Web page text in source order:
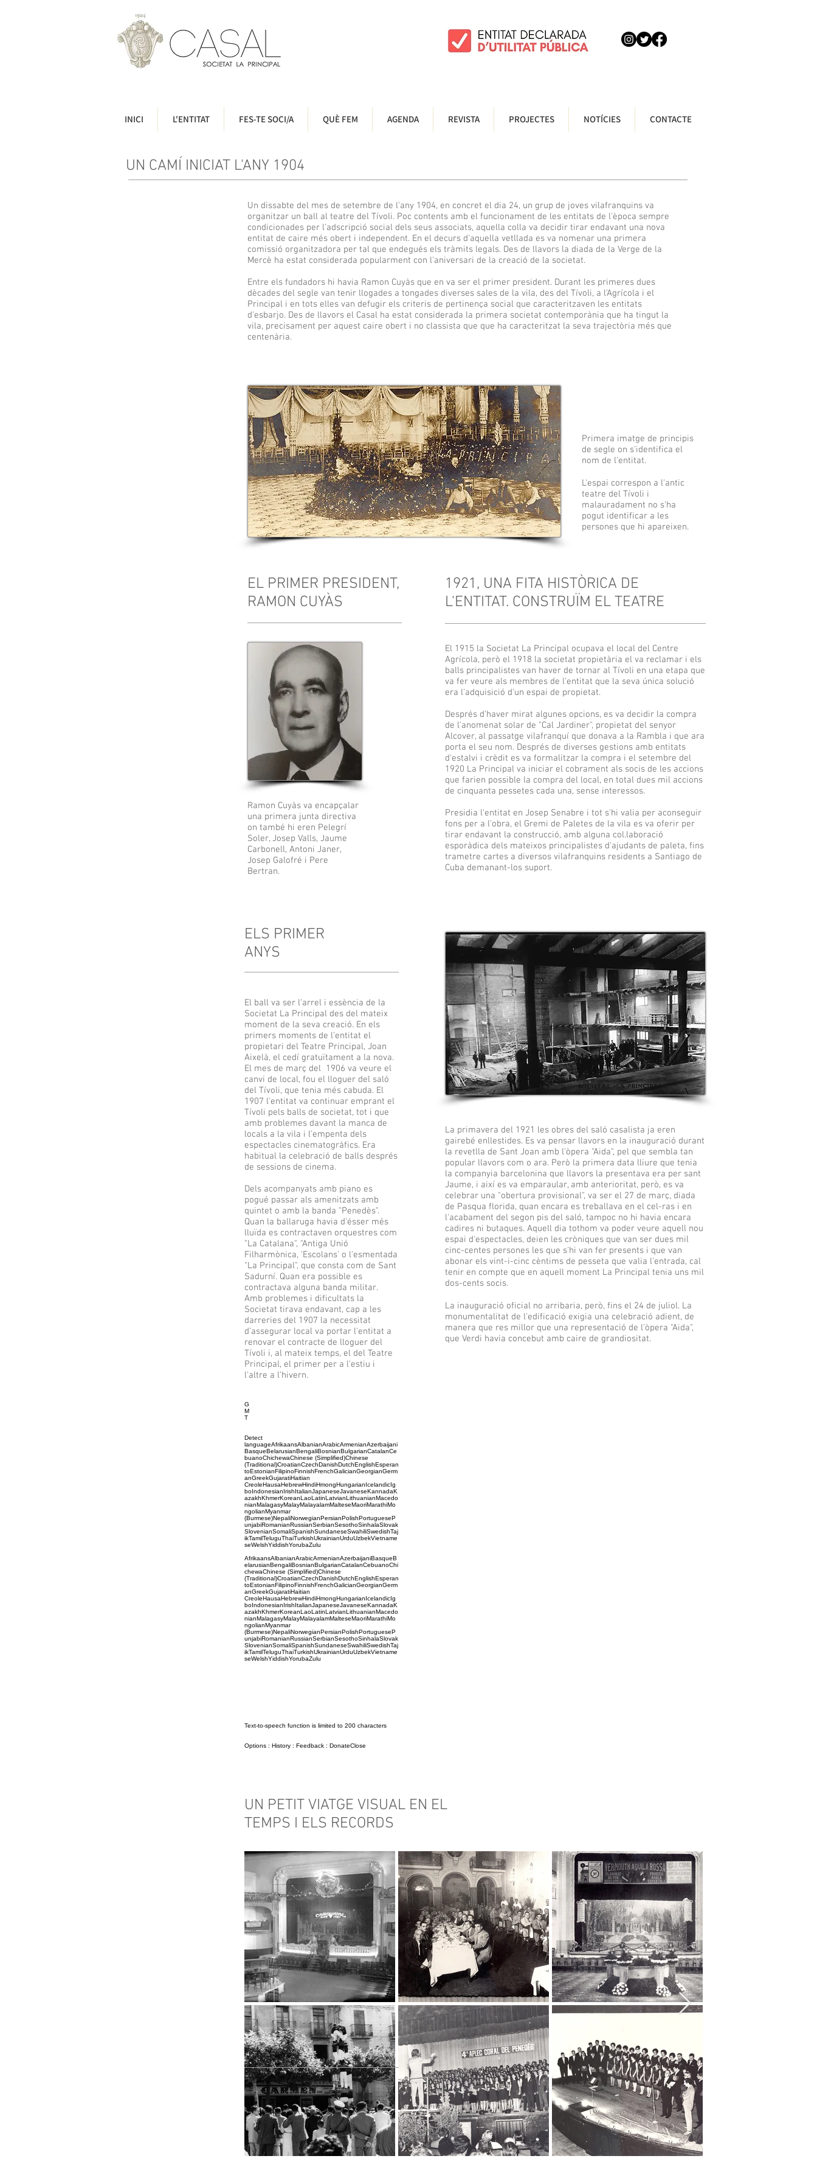
INICI L'ENTITAT FES-TE SOCI/A QUÈ FEM AGENDA REVISTA PROJECTES NOTÍCIES CONTACTE
UN CAMÍ INICIAT L'ANY 1904
Un dissabte del mes de setembre de l'any 1904, en concret el dia 24, un grup de joves vilafranquins va
organitzar un ball al teatre del Tívoli. Poc contents amb el funcionament de les entitats de l'època sempre
condicionades per l'adscripció social dels seus associats, aquella colla va decidir tirar endavant una nova
entitat de caire més obert i independent. En el decurs d'aquella vetllada es va nomenar una primera
comissió organitzadora per tal que endegués els tràmits legals. Des de llavors la diada de la Verge de la
Mercè ha estat considerada popularment con l'aniversari de la creació de la societat.
Entre els fundadors hi havia Ramon Cuyàs que en va ser el primer president. Durant les primeres dues
dècades del segle van tenir llogades a tongades diverses sales de la vila, des del Tívoli, a l'Agrícola i el
Principal i en tots elles van defugir els criteris de pertinença social que caracteritzaven les entitats
d'esbarjo. Des de llavors el Casal ha estat considerada la primera societat contemporània que ha tingut la
vila, precisament per aquest caire obert i no classista que que ha caracteritzat la seva trajectòria més que
centenària.
Primera imatge de principis
de segle on s'identifica el
nom de l'entitat.
L'espai correspon a l'antic
teatre del Tívoli i
malauradament no s'ha
pogut identificar a les
persones que hi apareixen.
EL PRIMER PRESIDENT,
RAMON CUYÀS
Ramon Cuyàs va encapçalar
una primera junta directiva
on també hi eren Pelegrí
Soler, Josep Valls, Jaume
Carbonell, Antoni Janer,
Josep Galofré i Pere
Bertran.
1921, UNA FITA HISTÒRICA DE
L'ENTITAT. CONSTRUÏM EL TEATRE
El 1915 la Societat La Principal ocupava el local del Centre
Agrícola, però el 1918 la societat propietària el va reclamar i els
balls principalistes van haver de tornar al Tívoli en una etapa que
va fer veure als membres de l'entitat que la seva única solució
era l'adquisició d'un espai de propietat.
Després d'haver mirat algunes opcions, es va decidir la compra
de l'anomenat solar de "Cal Jardiner", propietat del senyor
Alcover, al passatge vilafranquí que donava a la Rambla i que ara
porta el seu nom. Després de diverses gestions amb entitats
d'estalvi i crèdit es va formalitzar la compra i el setembre del
1920 La Principal va iniciar el cobrament als socis de les accions
que farien possible la compra del local, en total dues mil accions
de cinquanta pessetes cada una, sense interessos.
Presidia l'entitat en Josep Senabre i tot s'hi valia per aconseguir
fons per a l'obra, el Gremi de Paletes de la vila es va oferir per
tirar endavant la construcció, amb alguna col.laboració
esporàdica dels mateixos principalistes d'ajudants de paleta, fins
trametre cartes a diversos vilafranquins residents a Santiago de
Cuba demanant-los suport.
ELS PRIMER
ANYS
El ball va ser l'arrel i essència de la
Societat La Principal des del mateix
moment de la seva creació. En els
primers moments de l'entitat el
propietari del Teatre Principal, Joan
Aixelà, el cedí gratuïtament a la nova.
El mes de març del 1906 va veure el
canvi de local, fou el lloguer del saló
del Tívoli, que tenia més cabuda. El
1907 l'entitat va continuar emprant el
Tívoli pels balls de societat, tot i que
amb problemes davant la manca de
locals a la vila i l'empenta dels
espectacles cinematogràfics. Era
habitual la celebració de balls després
de sessions de cinema.
Dels acompanyats amb piano es
pogué passar als amenitzats amb
quintet o amb la banda "Penedès".
Quan la ballaruga havia d'ésser més
lluïda es contractaven orquestres com
"La Catalana", "Antiga Unió
Filharmònica, 'Escolans' o l'esmentada
"La Principal", que consta com de Sant
Sadurní. Quan era possible es
contractava alguna banda militar.
Amb problemes i dificultats la
Societat tirava endavant, cap a les
darreries del 1907 la necessitat
d'assegurar local va portar l'entitat a
renovar el contracte de lloguer del
Tívoli i, al mateix temps, el del Teatre
Principal, el primer per a l'estiu i
l'altre a l'hivern.
G
M
T
Detect
languageAfrikaansAlbanianArabicArmenianAzerbaijani
BasqueBelarusianBengaliBosnianBulgarianCatalanCe
buanoChichewaChinese (Simplified)Chinese
(Traditional)CroatianCzechDanishDutchEnglishEsperan
toEstonianFilipinoFinnishFrenchGalicianGeorgianGerm
anGreekGujaratiHaitian
CreoleHausaHebrewHindiHmongHungarianIcelandicIg
boIndonesianIrishItalianJapaneseJavaneseKannadaK
azakhKhmerKoreanLaoLatinLatvianLithuanianMacedo
nianMalagasyMalayMalayalamMalteseMaoriMarathiMo
ngolianMyanmar
(Burmese)NepaliNorwegianPersianPolishPortugueseP
unjabiRomanianRussianSerbianSesothoSinhalaSlovak
SlovenianSomaliSpanishSundaneseSwahiliSwedishTaj
ikTamilTeluguThaiTurkishUkrainianUrduUzbekVietname
seWelshYiddishYorubaZulu
AfrikaansAlbanianArabicArmenianAzerbaijaniBasqueB
elarusianBengaliBosnianBulgarianCatalanCebuanoChi
chewaChinese (Simplified)Chinese
(Traditional)CroatianCzechDanishDutchEnglishEsperan
toEstonianFilipinoFinnishFrenchGalicianGeorgianGerm
anGreekGujaratiHaitian
CreoleHausaHebrewHindiHmongHungarianIcelandicIg
boIndonesianIrishItalianJapaneseJavaneseKannadaK
azakhKhmerKoreanLaoLatinLatvianLithuanianMacedo
nianMalagasyMalayMalayalamMalteseMaoriMarathiMo
ngolianMyanmar
(Burmese)NepaliNorwegianPersianPolishPortugueseP
unjabiRomanianRussianSerbianSesothoSinhalaSlovak
SlovenianSomaliSpanishSundaneseSwahiliSwedishTaj
ikTamilTeluguThaiTurkishUkrainianUrduUzbekVietname
seWelshYiddishYorubaZulu
Text-to-speech function is limited to 200 characters
Options : History : Feedback : DonateClose
La primavera del 1921 les obres del saló casalista ja eren
gairebé enllestides. Es va pensar llavors en la inauguració durant
la revetlla de Sant Joan amb l'òpera "Aida", pel que sembla tan
popular llavors com o ara. Però la primera data lliure que tenia
la companyia barcelonina que llavors la presentava era per sant
Jaume, i així es va emparaular, amb anterioritat, però, es va
celebrar una "obertura provisional", va ser el 27 de març, diada
de Pasqua florida, quan encara es treballava en el cel-ras i en
l'acabament del segon pis del saló, tampoc no hi havia encara
cadires ni butaques. Aquell dia tothom va poder veure aquell nou
espai d'espectacles, deien les cròniques que van ser dues mil
cinc-centes persones les que s'hi van fer presents i que van
abonar els vint-i-cinc cèntims de pesseta que valia l'entrada, cal
tenir en compte que en aquell moment La Principal tenia uns mil
dos-cents socis.
La inauguració oficial no arribaria, però, fins el 24 de juliol. La
monumentalitat de l'edificació exigia una celebració adient, de
manera que res millor que una representació de l'òpera "Aida",
que Verdi havia concebut amb caire de grandiositat.
UN PETIT VIATGE VISUAL EN EL
TEMPS I ELS RECORDS